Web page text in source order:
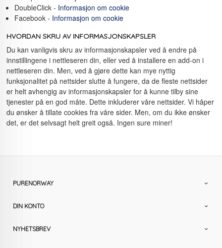
DoubleClick - Informasjon om cookie
Facebook - Informasjon om cookie
HVORDAN SKRU AV INFORMASJONSKAPSLER
Du kan vanligvis skru av informasjonskapsler ved å endre på
innstillingene i nettleseren din, eller ved å installere en add-on i
nettleseren din. Men, ved å gjøre dette kan mye nyttig
funksjonalitet på nettsider slutte å fungere, da de fleste nettsider
er helt avhengig av informasjonskapsler for å kunne tilby sine
tjenester på en god måte. Dette inkluderer våre nettsider. Vi håper
du ønsker å tillate cookies fra våre sider. Men, om du ikke ønsker
det, er det selvsagt helt greit også. Ingen sure miner!
PURENORWAY
DIN KONTO
NYHETSBREV